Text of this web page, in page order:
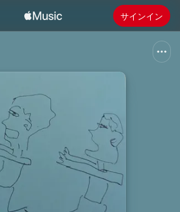
サインイン
Apple Musicをインストール